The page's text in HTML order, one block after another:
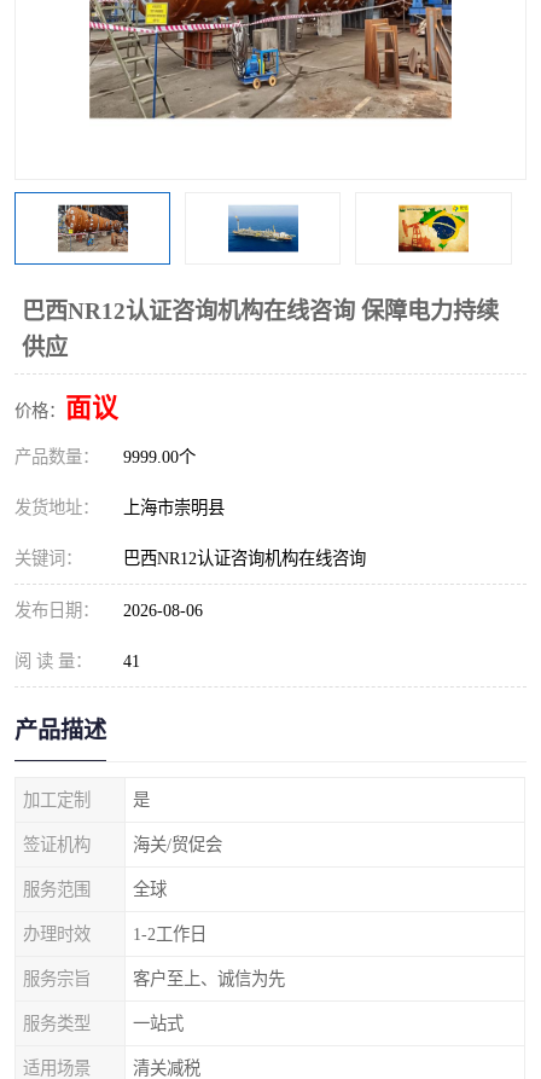
巴西NR12认证咨询机构在线咨询 保障电力持续
供应
价格： 面议
产品数量： 9999.00个
发货地址： 上海市崇明县
关键词： 巴西NR12认证咨询机构在线咨询
发布日期： 2026-08-06
阅 读 量： 41
产品描述
加工定制 是
签证机构 海关/贸促会
服务范围 全球
办理时效 1-2工作日
服务宗旨 客户至上、诚信为先
服务类型 一站式
适用场景 清关减税